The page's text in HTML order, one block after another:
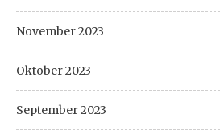
November 2023
Oktober 2023
September 2023